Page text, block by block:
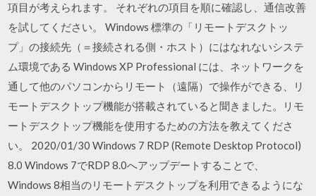
項目が考えられます。 それぞれの項目を順に確認し、通信改善
を試してください。 Windows 標準の「リモートデスクトッ
プ」の接続先（＝接続される側・ホスト）にはなれないシステ
ム環境である Windows XP Professional には、ネットワークを
通して他のパソコンからリモート（遠隔）で操作ができる、リ
モートデスクトップ機能が搭載されていると聞きました。リモ
ートデスクトップ機能を使用するための方法を教えてくださ
い。 2020/01/30 Windows 7 RDP (Remote Desktop Protocol)
8.0 Windows 7でRDP 8.0へアップデートすることで、
Windows 8相当のリモートデスクトップを利用できるようにな